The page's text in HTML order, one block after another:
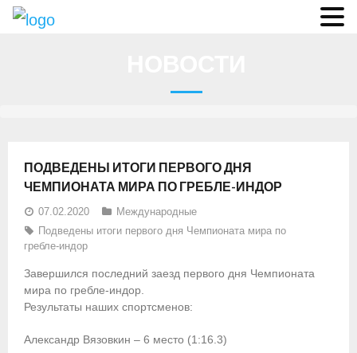
О гребле
- Дисциплины гребного спорта
- История гребли
- Президиум
Новости
ПОДВЕДЕНЫ ИТОГИ ПЕРВОГО ДНЯ
ЧЕМПИОНАТА МИРА ПО ГРЕБЛЕ-ИНДОР
07.02.2020
Международные
Подведены итоги первого дня Чемпионата мира по
гребле-индор
Завершился последний заезд первого дня Чемпионата
мира по гребле-индор.
Результаты наших спортсменов:
Александр Вязовкин – 6 место (1:16.3)